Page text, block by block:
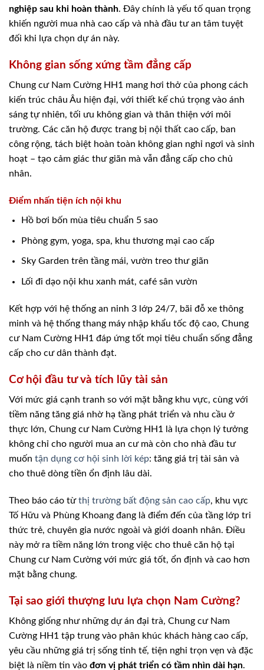
nghiệp sau khi hoàn thành. Đây chính là yếu tố quan trọng
khiến người mua nhà cao cấp và nhà đầu tư an tâm tuyệt
đối khi lựa chọn dự án này.
Không gian sống xứng tầm đẳng cấp
Chung cư Nam Cường HH1 mang hơi thở của phong cách
kiến trúc châu Âu hiện đại, với thiết kế chú trọng vào ánh
sáng tự nhiên, tối ưu không gian và thân thiện với môi
trường. Các căn hộ được trang bị nội thất cao cấp, ban
công rộng, tách biệt hoàn toàn không gian nghỉ ngơi và sinh
hoạt – tạo cảm giác thư giãn mà vẫn đẳng cấp cho chủ
nhân.
Điểm nhấn tiện ích nội khu
Hồ bơi bốn mùa tiêu chuẩn 5 sao
Phòng gym, yoga, spa, khu thương mại cao cấp
Sky Garden trên tầng mái, vườn treo thư giãn
Lối đi dạo nội khu xanh mát, café sân vườn
Kết hợp với hệ thống an ninh 3 lớp 24/7, bãi đỗ xe thông
minh và hệ thống thang máy nhập khẩu tốc độ cao, Chung
cư Nam Cường HH1 đáp ứng tốt mọi tiêu chuẩn sống đẳng
cấp cho cư dân thành đạt.
Cơ hội đầu tư và tích lũy tài sản
Với mức giá cạnh tranh so với mặt bằng khu vực, cùng với
tiềm năng tăng giá nhờ hạ tầng phát triển và nhu cầu ở
thực lớn, Chung cư Nam Cường HH1 là lựa chọn lý tưởng
không chỉ cho người mua an cư mà còn cho nhà đầu tư
muốn tận dụng cơ hội sinh lời kép: tăng giá trị tài sản và
cho thuê dòng tiền ổn định lâu dài.
Theo báo cáo từthị trường bất động sản cao cấp, khu vực
Tố Hữu và Phùng Khoang đang là điểm đến của tầng lớp tri
thức trẻ, chuyên gia nước ngoài và giới doanh nhân. Điều
này mở ra tiềm năng lớn trong việc cho thuê căn hộ tại
Chung cư Nam Cường với mức giá tốt, ổn định và cao hơn
mặt bằng chung.
Tại sao giới thượng lưu lựa chọn Nam Cường?
Không giống như những dự án đại trà, Chung cư Nam
Cường HH1 tập trung vào phân khúc khách hàng cao cấp,
yêu cầu những giá trị sống tinh tế, tiện nghi trọn vẹn và đặc
biệt là niềm tin vào đơn vị phát triển có tầm nhìn dài hạn.